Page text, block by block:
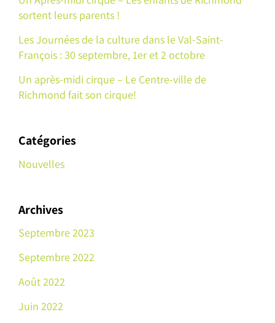
sortent leurs parents !
Les Journées de la culture dans le Val-Saint-
François : 30 septembre, 1er et 2 octobre
Un après-midi cirque – Le Centre-ville de
Richmond fait son cirque!
Catégories
Nouvelles
Archives
Septembre 2023
Septembre 2022
Août 2022
Juin 2022